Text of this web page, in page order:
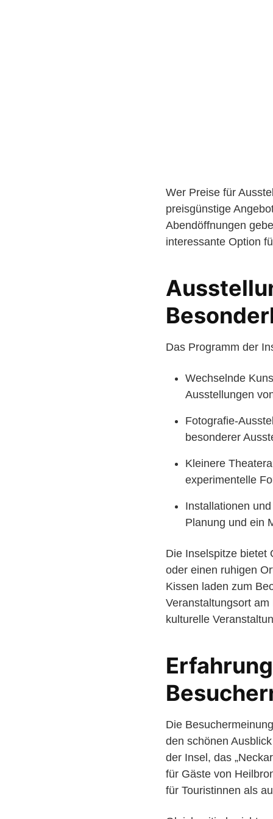
Wer Preise für
preisgünstige
Abendöffnungen
interessante Option
Das Programm der
Wechselnde
Ausstellungen
Fotografie-
besonderer
Kleinere
experimentelle
Installationen
Planung und ein
Die Inselspitze bietet
oder einen ruhigen
Kissen laden zum
Veranstaltungsort
kulturelle
Die
den schönen
der Insel, das
für Gäste von
für Touristinnen als